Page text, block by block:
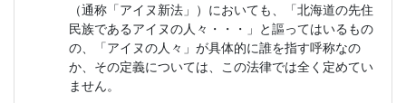
（通称「アイヌ新法」）においても、「北海道の先住
民族であるアイヌの人々・・・」と謳ってはいるもの
の、「アイヌの人々」が具体的に誰を指す呼称なの
か、その定義については、この法律では全く定めてい
ません。